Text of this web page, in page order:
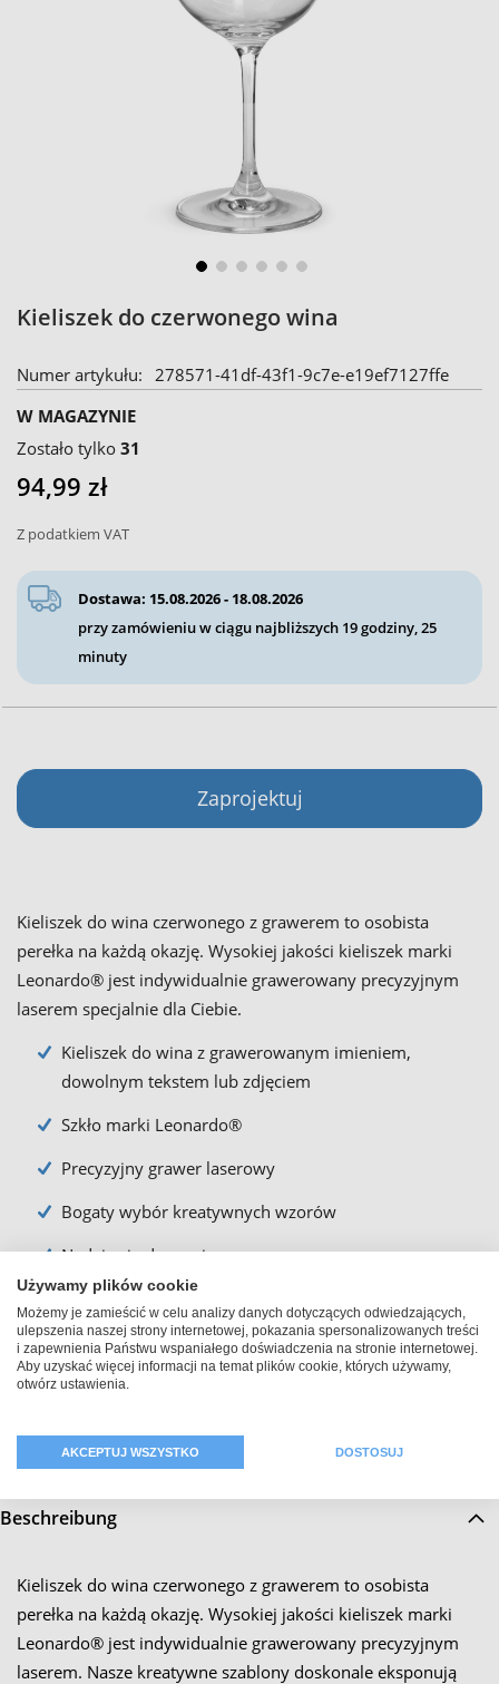
Kieliszek do czerwonego wina
Numer artykułu
278571-41df-43f1-9c7e-e19ef7127ffe
W MAGAZYNIE
Zostało tylko 31
94,99 zł
Z podatkiem VAT
Dostawa: 15.08.2026 - 18.08.2026
przy zamówieniu w ciągu najbliższych 19 godziny, 25
minuty
Zaprojektuj
Kieliszek do wina czerwonego z grawerem to osobista
perełka na każdą okazję. Wysokiej jakości kieliszek marki
Leonardo® jest indywidualnie grawerowany precyzyjnym
laserem specjalnie dla Ciebie.
Kieliszek do wina z grawerowanym imieniem,
dowolnym tekstem lub zdjęciem
Szkło marki Leonardo®
Precyzyjny grawer laserowy
Bogaty wybór kreatywnych wzorów
Nadaje się do mycia w zmywarce
Pojemność: 580 ml
Wysokość: 23 cm
Średnica: 9,2 cm
to
beginning
of
the
gallery
Beschreibung
Kieliszek do wina czerwonego z grawerem to osobista
perełka na każdą okazję. Wysokiej jakości kieliszek marki
Leonardo® jest indywidualnie grawerowany precyzyjnym
laserem. Nasze kreatywne szablony doskonale eksponują
Używamy plików cookie
Możemy je zamieścić w celu analizy danych dotyczących odwiedzających,
ulepszenia naszej strony internetowej, pokazania spersonalizowanych treści
i zapewnienia Państwu wspaniałego doświadczenia na stronie internetowej.
Aby uzyskać więcej informacji na temat plików cookie, których używamy,
otwórz ustawienia.
AKCEPTUJ WSZYSTKO DOSTOSUJ